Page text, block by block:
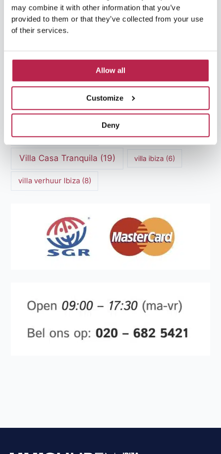
may combine it with other information that you’ve
provided to them or that they’ve collected from your use
of their services.
Allow all
Customize
Deny
Luxe villa's Ibiza(43) luxe villas(13)
Luxe Villa Verhuur
Luxe Villa Verhuur Ibiza(8) Middellandse Zee(5)
Natuurlijke schoonheid Ibiza(6)
Sa Pedrera(5)
Sa Pedrera de Cala d'Hort(5)
Torre des Savinar(8)
Villa Casa Tranquila (19) villa ibiza (6)
villa verhuur Ibiza(8)